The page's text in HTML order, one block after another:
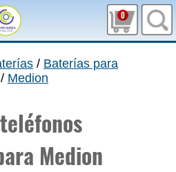
0
/ Baterías para
/ Medion
Medion